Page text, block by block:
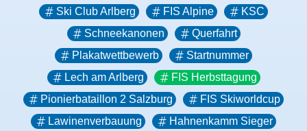
Ski Club Arlberg
FIS Alpine
KSC
Schneekanonen
Querfahrt
Plakatwettbewerb
Startnummer
Lech am Arlberg
FIS Herbsttagung
Pionierbataillon 2 Salzburg
FIS Skiworldcup
Lawinenverbauung
Hahnenkamm Sieger